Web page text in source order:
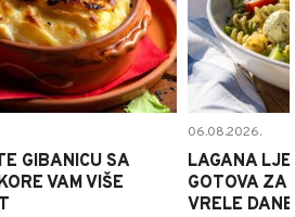
GIBANICU SA
VAM VIŠE
06.08.2026.
LAGANA
GOTOVA ZA
VRELE DANE